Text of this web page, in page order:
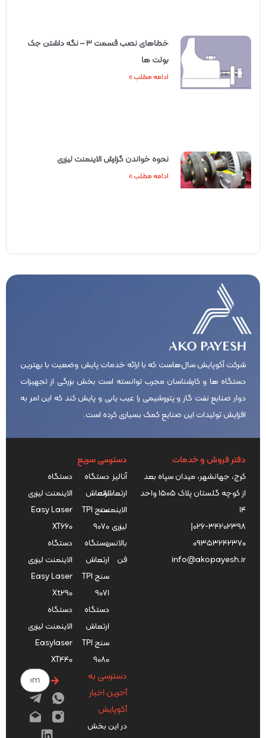
خطاهای نصب قسمت 3 – نگه داشتن جک
بولت ها
ادامه مطلب »
نحوه خواندن گزارش الاینمنت لیزری
ادامه مطلب »
شرکت آکوپایش سال‌هاست که با ارائه خدمات پایش وضعیت با بهترین
دستگاه ها و کارشناسان مجرب توانسته است بخش بزرگی از تجهیزات
دوار صنایع نفت گاز و پتروشیمی را عیب یابی و پایش کند که این امر به
افزایش تولیدات این صنایع کمک بسیاری کرده است.
دفتر فروش و خدمات
کرج، جهانشهر، میدان سپاه بعد
از کوچه گلستان پلاک ۱۵۰۵ واحد
۱۴
026-34202398
|
09353242370
info@akopayesh.ir
دسترسی سریع
آنالیز
ارتعاشات
الاینمنت
لیزری
بالانس
فن
دستگاه
ارتعاش
سنج TPI
9070
دستگاه
ارتعاش
سنج TPI
9071
دستگاه
ارتعاش
سنج TPI
9080
دستگاه
الاینمنت لیزری
Easy Laser
XT660
دستگاه
الاینمنت لیزری
Easy Laser
Xt290
دستگاه
الاینمنت لیزری
Easylaser
XT440
دسترسی به
آخرین اخبار
آکوپایش
در این بخش